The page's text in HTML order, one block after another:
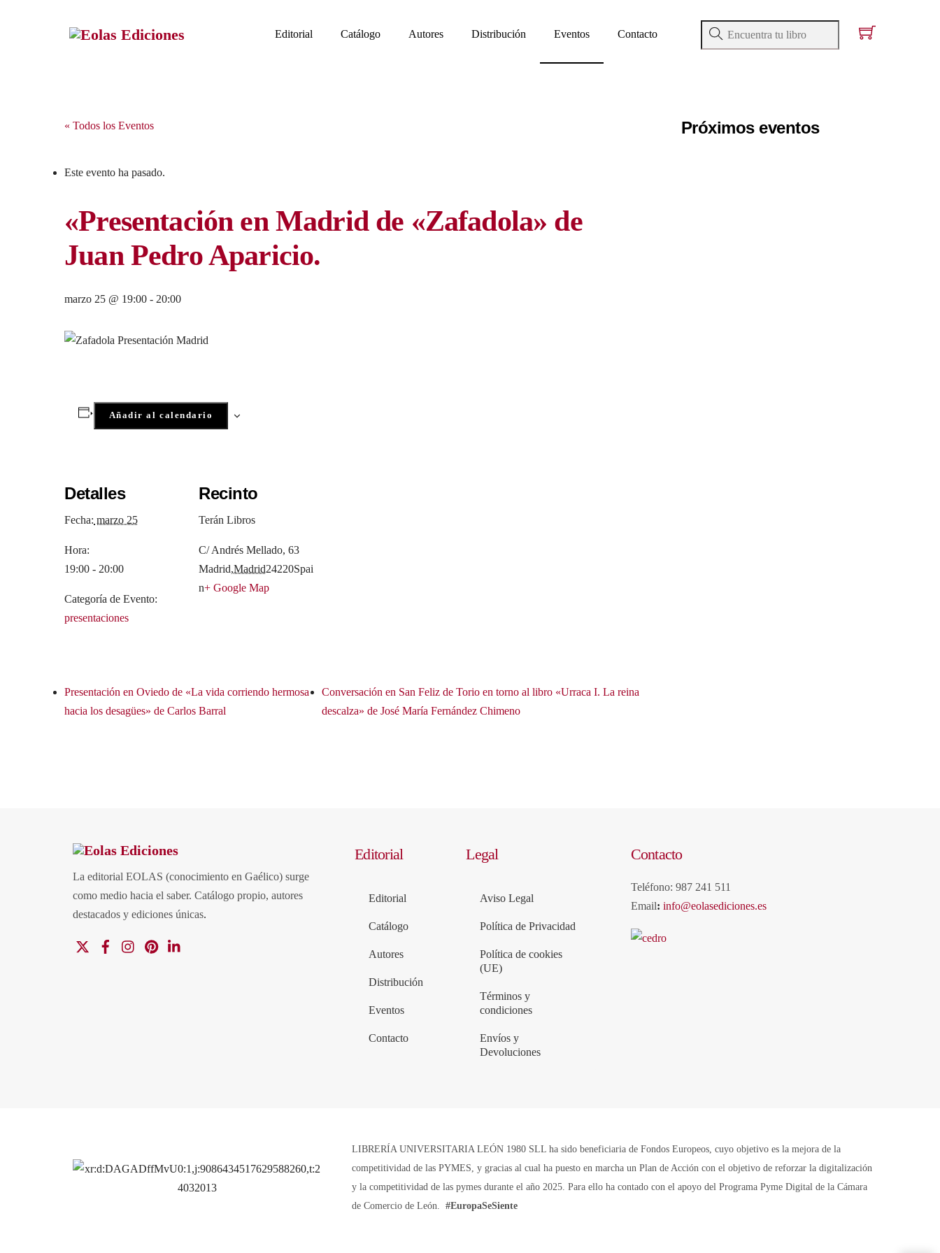
Editorial Catálogo Autores Distribución Eventos Contacto
« Todos los Eventos
Este evento ha pasado.
«Presentación en Madrid de «Zafadola» de
Juan Pedro Aparicio.
marzo 25 @ 19:00 - 20:00
Añadir al calendario
Detalles
Fecha: marzo 25
Hora:
19:00 - 20:00
Categoría de Evento:
presentaciones
Recinto
Terán Libros
C/ Andrés Mellado, 63
Madrid,Madrid24220Spai
n+ Google Map
Presentación en Oviedo de «La vida corriendo hermosa
hacia los desagües» de Carlos Barral
Conversación en San Feliz de Torio en torno al libro «Urraca I. La reina
descalza» de José María Fernández Chimeno
Próximos eventos
La editorial EOLAS (conocimiento en Gaélico) surge
como medio hacia el saber. Catálogo propio, autores
destacados y ediciones únicas.
FacebookInstagramPinterest
Editorial
Editorial
Catálogo
Autores
Distribución
Eventos
Contacto
Legal
Aviso Legal
Política de Privacidad
Política de cookies
(UE)
Términos y
condiciones
Envíos y
Devoluciones
Contacto
Teléfono: 987 241 511
Email: info@eolasediciones.es
LIBRERÍA UNIVERSITARIA LEÓN 1980 SLL ha sido beneficiaria de Fondos Europeos, cuyo objetivo es la mejora de la
competitividad de las PYMES, y gracias al cual ha puesto en marcha un Plan de Acción con el objetivo de reforzar la digitalización
y la competitividad de las pymes durante el año 2025. Para ello ha contado con el apoyo del Programa Pyme Digital de la Cámara
de Comercio de León.#EuropaSeSiente